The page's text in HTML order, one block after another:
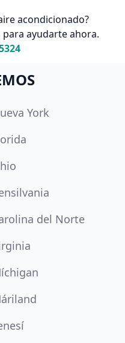
acondicionado?
ayudarte ahora.
York
del Norte